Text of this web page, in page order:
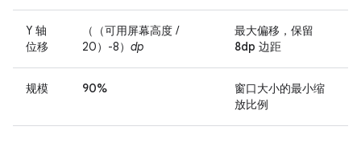
Y 轴
位移
（（可用屏幕高度 /
20）-8） dp
最大偏移，保留
8dp 边距
规模 90%
窗口大小的最小缩
放比例